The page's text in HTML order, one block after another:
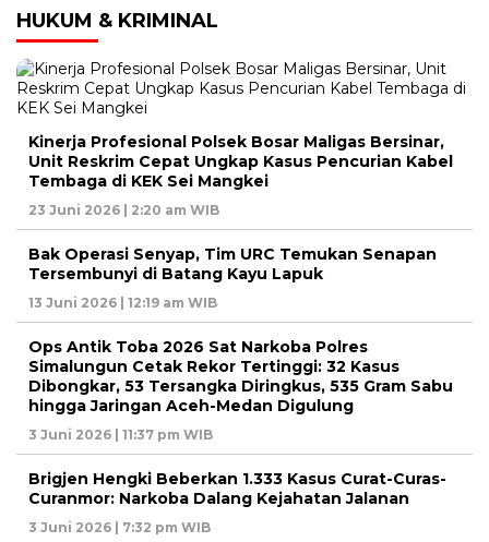
HUKUM & KRIMINAL
Kinerja Profesional Polsek Bosar Maligas Bersinar,
Unit Reskrim Cepat Ungkap Kasus Pencurian Kabel
Tembaga di KEK Sei Mangkei
23 Juni 2026 | 2:20 am WIB
Bak Operasi Senyap, Tim URC Temukan Senapan
Tersembunyi di Batang Kayu Lapuk
13 Juni 2026 | 12:19 am WIB
Ops Antik Toba 2026 Sat Narkoba Polres
Simalungun Cetak Rekor Tertinggi: 32 Kasus
Dibongkar, 53 Tersangka Diringkus, 535 Gram Sabu
hingga Jaringan Aceh-Medan Digulung
3 Juni 2026 | 11:37 pm WIB
Brigjen Hengki Beberkan 1.333 Kasus Curat-Curas-
Curanmor: Narkoba Dalang Kejahatan Jalanan
3 Juni 2026 | 7:32 pm WIB